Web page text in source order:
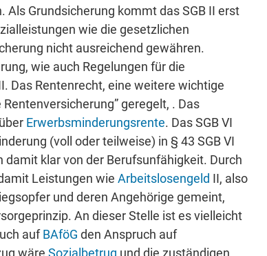
Als Grundsicherung kommt das SGB II erst
wie die gesetzlichen
nicht ausreichend gewähren.
wie auch Regelungen für die
Das Rentenrecht, eine weitere wichtige
geregelt, . Das
Erwerbsminderungsrente. Das SGB VI
(voll oder teilweise) in § 43 SGB VI
klar von der Berufsunfähigkeit. Durch
Leistungen wie Arbeitslosengeld II, also
und deren Angehörige gemeint,
An dieser Stelle ist es vielleicht
aufBAföG den Anspruch auf
wäre Sozialbetrug und die zuständigen